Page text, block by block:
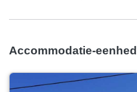
Accommodatie-